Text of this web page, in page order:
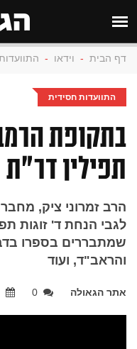
דף הבית - וידאו -
התוועדות חסידית
בתקופת
תפילין דר"ת
הרב זמרוני ציק,
לגבי הנחת ד' זוגות
שמתבררים בספרו
והראב"ד, ועוד
אתר הגאולה 0